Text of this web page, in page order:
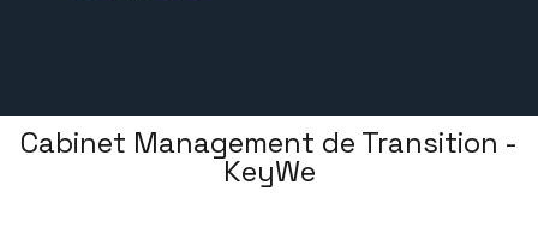
Cabinet Management de Transition -
KeyWe